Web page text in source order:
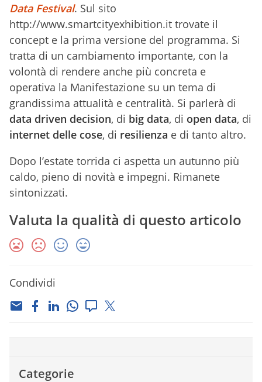
Data Festival. Sul sito
http://www.smartcityexhibition.it trovate il
concept e la prima versione del programma. Si
tratta di un cambiamento importante, con la
volontà di rendere anche più concreta e
operativa la Manifestazione su un tema di
grandissima attualità e centralità. Si parlerà di
data driven decision, di big data, di open data, di
internet delle cose, di resilienza e di tanto altro.
Dopo l’estate torrida ci aspetta un autunno più
caldo, pieno di novità e impegni. Rimanete
sintonizzati.
Valuta la qualità di questo articolo
Condividi
Categorie